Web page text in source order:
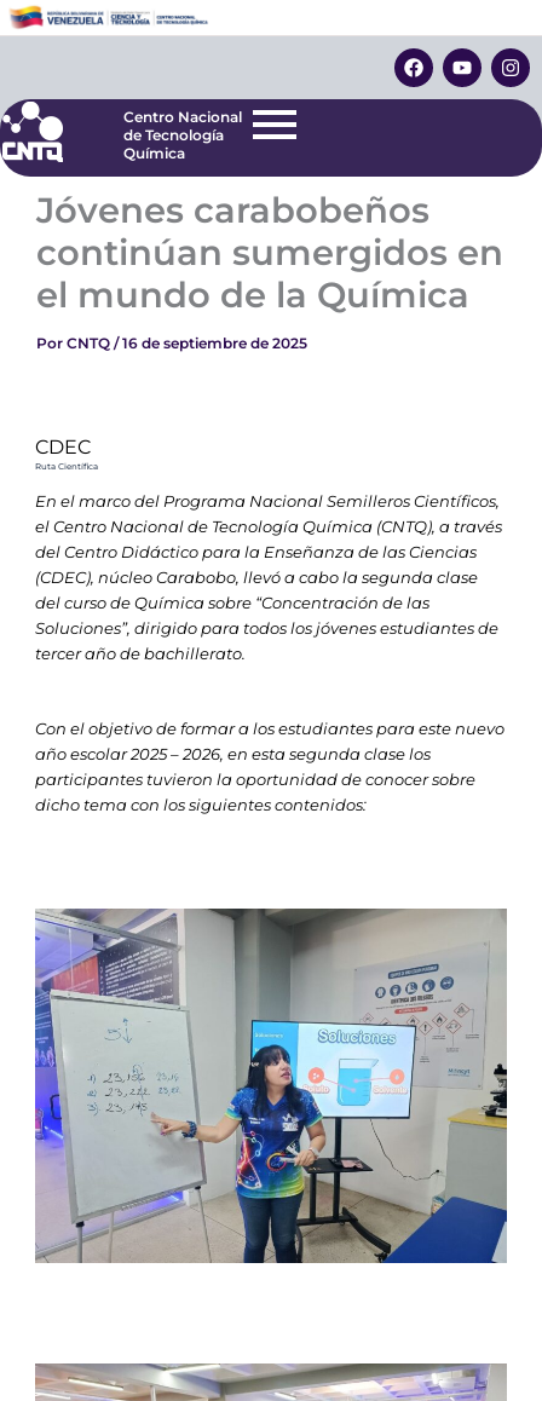
al
F
a
c
o
Y
o
u
e
I
n
s
r
Centro Nacional
de Tecnología
Centro Nacional
de Tecnología
Química
Jóvenes carabobeños
continúan sumergidos en
el mundo de la Química
Por CNTQ /16 de septiembre de 2025
CDEC
Ruta Científica
En el marco del Programa Nacional Semilleros Científicos,
el Centro Nacional de Tecnología Química (CNTQ), a través
del Centro Didáctico para la Enseñanza de las Ciencias
(CDEC), núcleo Carabobo, llevó a cabo la segunda clase
del curso de Química sobre “Concentración de las
Soluciones”, dirigido para todos los jóvenes estudiantes de
tercer año de bachillerato.
Con el objetivo de formar a los estudiantes para este nuevo
año escolar 2025 – 2026, en esta segunda clase los
participantes tuvieron la oportunidad de conocer sobre
dicho tema con los siguientes contenidos: